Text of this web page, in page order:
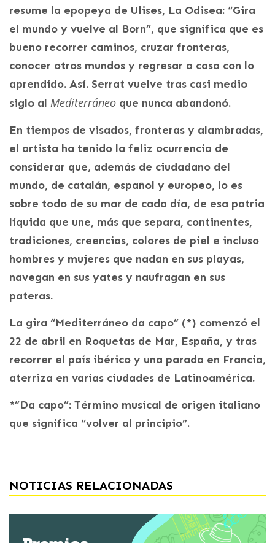
resume la epopeya de Ulises, La Odisea: “Gira
el mundo y vuelve al Born”, que significa que es
bueno recorrer caminos, cruzar fronteras,
conocer otros mundos y regresar a casa con lo
aprendido. Así. Serrat vuelve tras casi medio
siglo al Mediterráneo que nunca abandonó.
En tiempos de visados, fronteras y alambradas,
el artista ha tenido la feliz ocurrencia de
considerar que, además de ciudadano del
mundo, de catalán, español y europeo, lo es
sobre todo de su mar de cada día, de esa patria
líquida que une, más que separa, continentes,
tradiciones, creencias, colores de piel e incluso
hombres y mujeres que nadan en sus playas,
navegan en sus yates y naufragan en sus
pateras.
La gira “Mediterráneo da capo” (*) comenzó el
22 de abril en Roquetas de Mar, España, y tras
recorrer el país ibérico y una parada en Francia,
aterriza en varias ciudades de Latinoamérica.
*”Da capo”: Término musical de origen italiano
que significa “volver al principio”.
NOTICIAS RELACIONADAS